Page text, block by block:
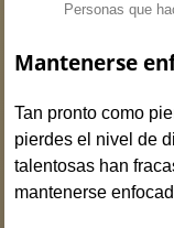
Personas que
Mantenerse
Tan pronto como
pierdes el nivel de
talentosas han
mantenerse